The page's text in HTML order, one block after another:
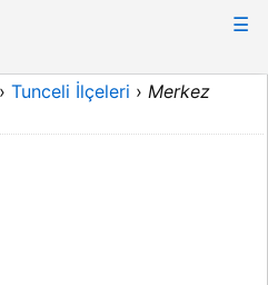
☰
› Tunceli İlçeleri › Merkez